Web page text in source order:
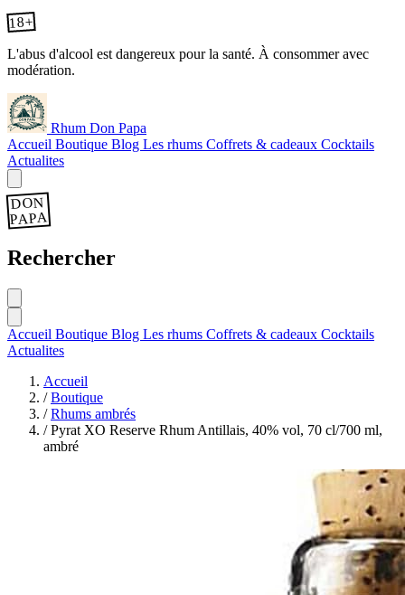
18+
L'abus d'alcool est dangereux pour la santé. À consommer avec
modération.
Rhum Don Papa
Accueil Boutique Blog Les rhums Coffrets & cadeaux Cocktails
Actualites
DON
PAPA
Rechercher
Accueil Boutique Blog Les rhums Coffrets & cadeaux Cocktails
Actualites
Accueil
/ Boutique
/ Rhums ambrés
/ Pyrat XO Reserve Rhum Antillais, 40% vol, 70 cl/700 ml,
ambré